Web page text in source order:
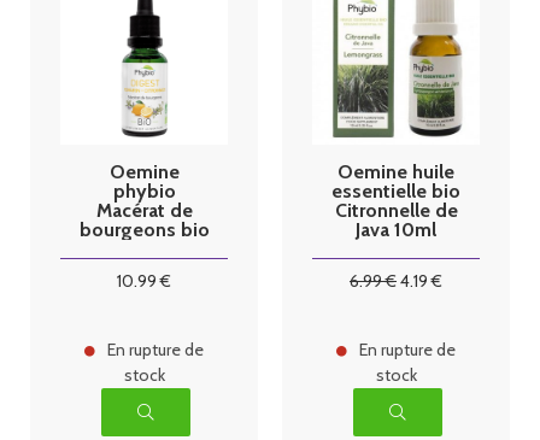
Oemine
phybio
Macérat de
bourgeons bio
10.99 €
En rupture de
stock
Oemine huile
essentielle bio
Citronnelle de
Java 10ml
6.99€4.19 €
En rupture de
stock